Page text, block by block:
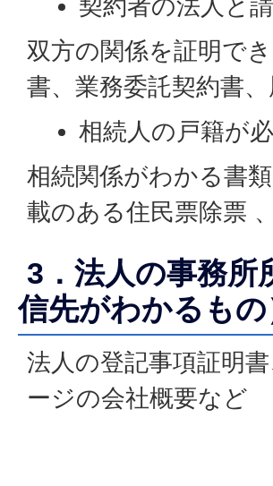
契約者の法人と
双方の関係を証明で
書、業務委託契約書
相続人の戸籍が
相続関係がわかる書
載のある住民票除票
3．法人の事務所
信先がわかるもの
法人の登記事項証明
ージの会社概要など